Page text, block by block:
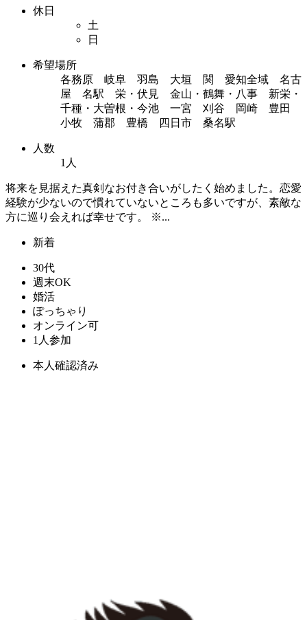
休日
土
日
希望場所
各務原 岐阜 羽島 大垣 関 愛知全域 名古
屋 名駅 栄・伏見 金山・鶴舞・八事 新栄・
千種・大曽根・今池 一宮 刈谷 岡崎 豊田
小牧 蒲郡 豊橋 四日市 桑名駅
人数
1人
将来を見据えた真剣なお付き合いがしたく始めました。恋愛
経験が少ないので慣れていないところも多いですが、素敵な
方に巡り会えれば幸せです。 ※...
新着
30代
週末OK
婚活
ぽっちゃり
オンライン可
1人参加
本人確認済み